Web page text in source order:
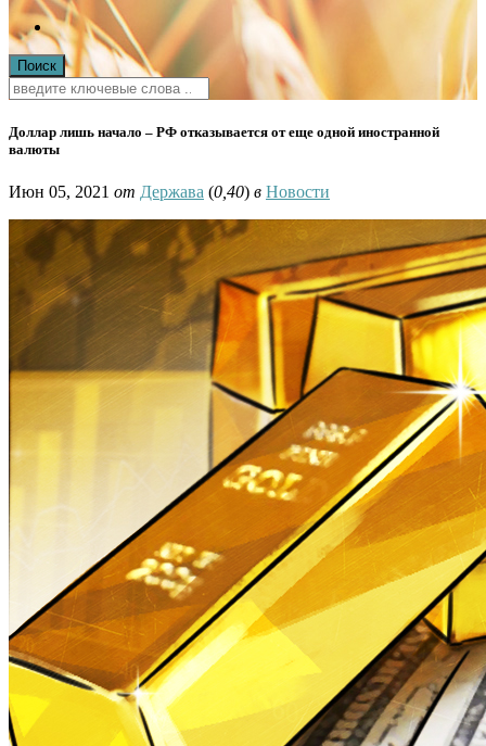
Доллар лишь начало – РФ отказывается от еще одной иностранной
валюты
Июн 05, 2021 от Держава (0,40) в Новости